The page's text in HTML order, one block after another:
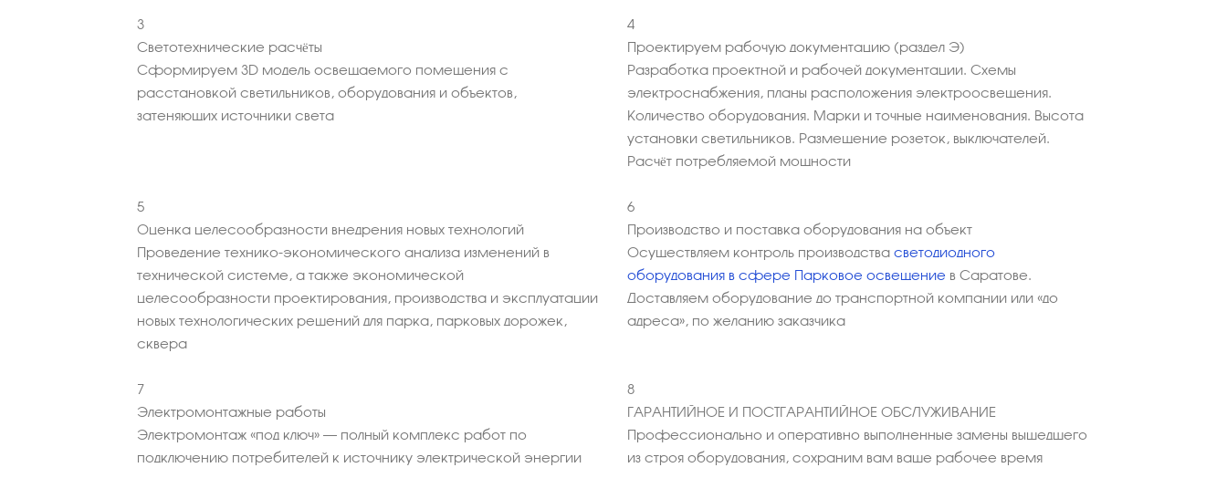
3
Светотехнические расчёты
Сформируем 3D модель освещаемого помещения с
расстановкой светильников, оборудования и объектов,
затеняющих источники света
4
Проектируем рабочую документацию (раздел Э)
Разработка проектной и рабочей документации. Схемы
электроснабжения, планы расположения электроосвещения.
Количество оборудования. Марки и точные наименования. Высота
установки светильников. Размещение розеток, выключателей.
Расчёт потребляемой мощности
5
Оценка целесообразности внедрения новых технологий
Проведение технико-экономического анализа изменений в
технической системе, а также экономической
целесообразности проектирования, производства и эксплуатации
новых технологических решений для парка, парковых дорожек,
сквера
6
Производство и поставка оборудования на объект
Осуществляем контроль производства светодиодного
оборудования в сфере Парковое освещение в Саратове.
Доставляем оборудование до транспортной компании или «до
адреса», по желанию заказчика
7
Электромонтажные работы
Электромонтаж «под ключ» – полный комплекс работ по
подключению потребителей к источнику электрической энергии
8
ГАРАНТИЙНОЕ И ПОСТГАРАНТИЙНОЕ ОБСЛУЖИВАНИЕ
Профессионально и оперативно выполненные замены вышедшего
из строя оборудования, сохраним вам ваше рабочее время